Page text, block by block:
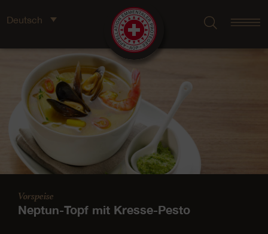
Deutsch
Vorspeise
Neptun-Topf mit Kresse-Pesto